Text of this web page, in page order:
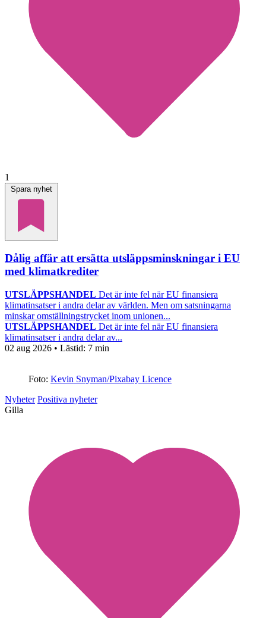
1
Spara nyhet
Dålig affär att ersätta utsläppsminskningar i EU
med klimatkrediter
UTSLÄPPSHANDEL Det är inte fel när EU finansiera
klimatinsatser i andra delar av världen. Men om satsningarna
minskar omställningstrycket inom unionen...
UTSLÄPPSHANDEL Det är inte fel när EU finansiera
klimatinsatser i andra delar av...
02 aug 2026 • Lästid: 7 min
Foto: Kevin Snyman/Pixabay Licence
Nyheter Positiva nyheter
Gilla